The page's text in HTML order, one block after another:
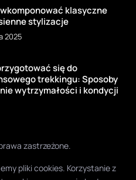
klasyczne
stylizacje
2025
się do
trekkingu: Sposoby
wytrzymałości i kondycji
zastrzeżone.
pliki cookies. Korzystanie z